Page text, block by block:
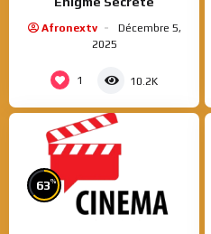
Afronextv
Décembre 5,
2025
1 10.2K
63%